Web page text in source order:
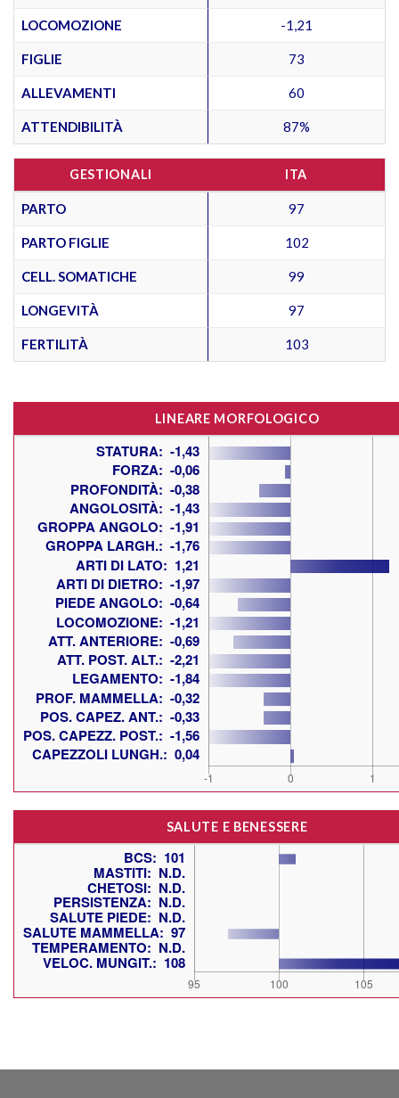
LOCOMOZIONE -1,21
FIGLIE 73
ALLEVAMENTI 60
ATTENDIBILITÀ 87%
GESTIONALI ITA
PARTO 97
PARTO FIGLIE 102
CELL. SOMATICHE 99
LONGEVITÀ 97
FERTILITÀ 103
LINEARE MORFOLOGICO
SALUTE E BENESSERE